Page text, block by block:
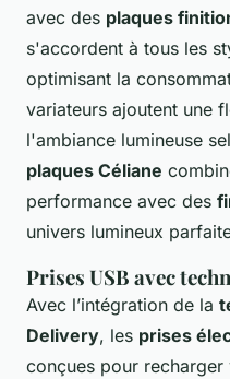
avec des plaques
s'accordent à tous les
optimisant la
variateurs ajoutent une
l'ambiance lumineuse
plaques Céliane
performance avec des
univers lumineux
Prises USB avec
Avec l’intégration de la
Delivery, les prises
conçues pour